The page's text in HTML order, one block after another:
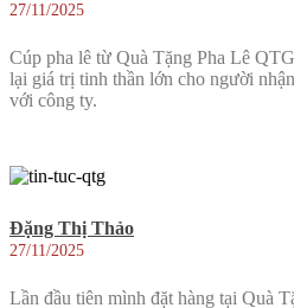
27/11/2025
Cúp pha lê từ Quà Tặng Pha Lê
lại giá trị tinh thần lớn cho người
với công ty.
Đặng Thị Thảo
27/11/2025
Lần đầu tiên mình đặt hàng tại Quà